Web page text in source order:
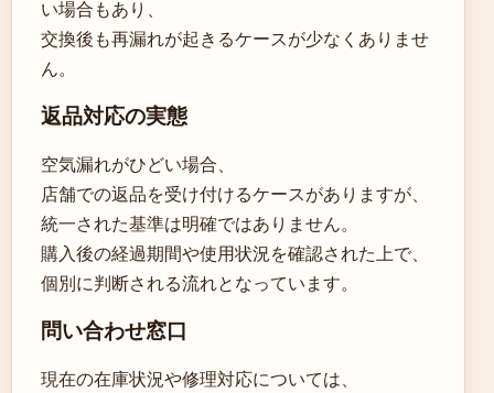
い場合もあり、
交換後も再漏れが起きるケースが少なくありませ
ん。
返品対応の実態
空気漏れがひどい場合、
店舗での返品を受け付けるケースがありますが、
統一された基準は明確ではありません。
購入後の経過期間や使用状況を確認された上で、
個別に判断される流れとなっています。
問い合わせ窓口
現在の在庫状況や修理対応については、